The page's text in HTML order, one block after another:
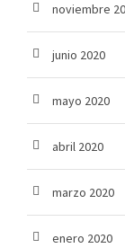
noviembre
junio 2020
mayo 2020
abril 2020
marzo 2020
enero 2020